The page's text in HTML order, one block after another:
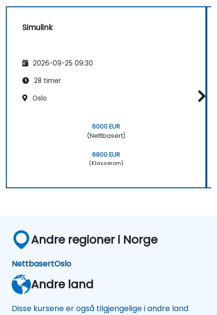
Simulink
2026-09-25 09:30
28 timer
Oslo
6000 EUR
(Nettbasert)
6800 EUR
(Klasserom)
Andre regioner i Norge
NettbasertOslo
Andre land
Disse kursene er også tilgjengelige i andre land